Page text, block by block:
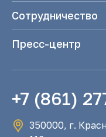
Сотрудничество
Пресс-центр
+7 (861)
350000, г.